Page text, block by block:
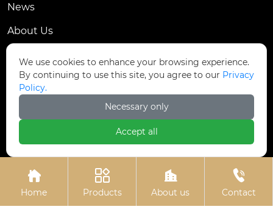
News
About Us
Contact Us
Dongmingyang Village Industrial Park, Yongnian
District, Handan City, China
+86-13315035610

Home

Products

About us

Contact
We use cookies to enhance your browsing experience.
By continuing to use this site, you agree to our Privacy
Policy.
Necessary only
Accept all